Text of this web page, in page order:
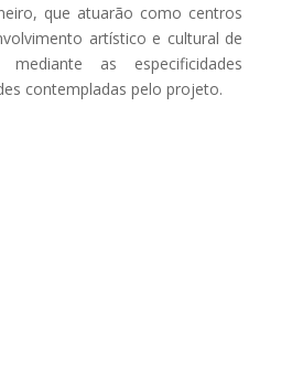
que atuarão como centros
artístico e cultural de
as especificidades
contempladas pelo projeto.